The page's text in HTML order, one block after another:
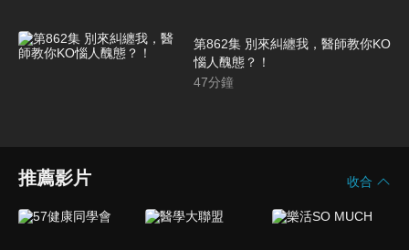
第862集 別來糾纏我，醫師教你KO
惱人醜態？！
47分鐘
推薦影片 收合